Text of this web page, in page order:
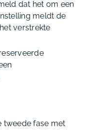
dat het om een
meldt de
verstrekte
tweede fase met